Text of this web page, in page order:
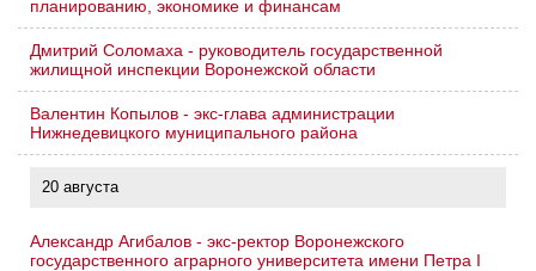
планированию, экономике и финансам
Дмитрий Соломаха - руководитель государственной
жилищной инспекции Воронежской области
Валентин Копылов - экс-глава администрации
Нижнедевицкого муниципального района
20 августа
Александр Агибалов - экс-ректор Воронежского
государственного аграрного университета имени Петра I